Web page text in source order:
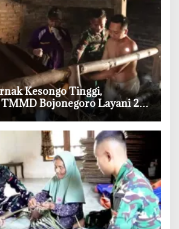
Kesongo Tinggi,
Bojonegoro Layani 278